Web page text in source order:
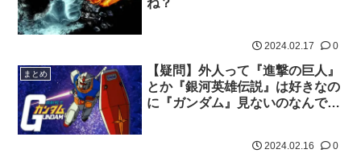
2024.02.17 0
まとめ
【疑問】外人って『進撃の巨人』
とか『銀河英雄伝説』は好きなの
に『ガンダム』見ないのなんでな
2024.02.16 0